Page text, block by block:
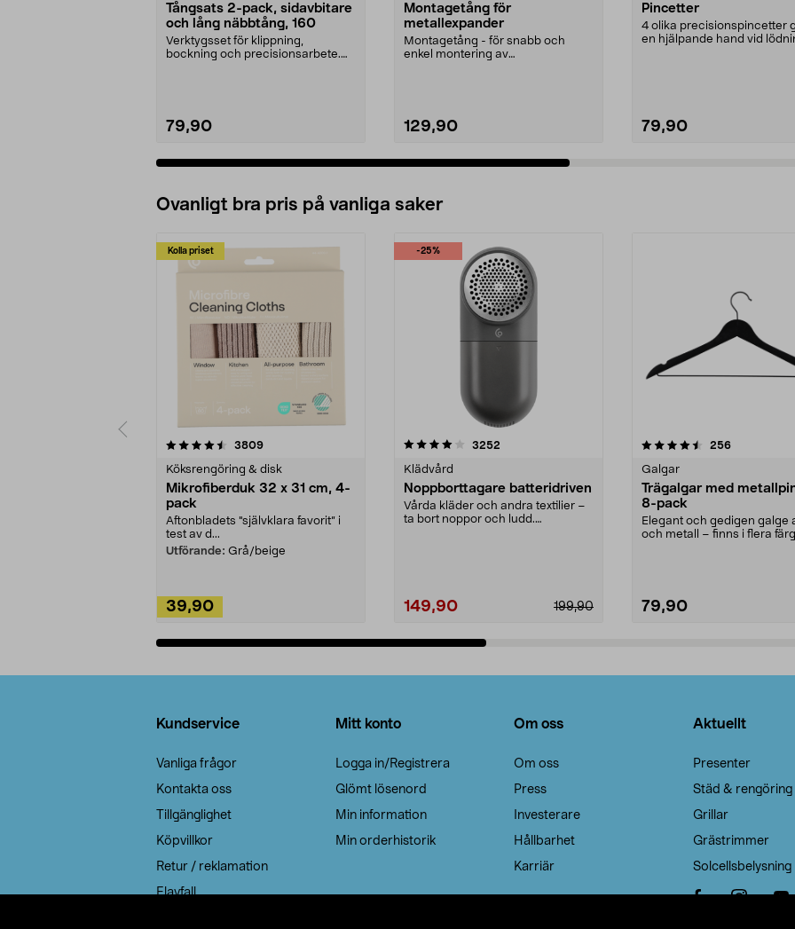
Tångsats 2-pack, sidavbitare
och lång näbbtång, 160
Verktygsset för klippning,
bockning och precisionsarbete.
79,90
Montagetång för
metallexpander
Montagetång - för snabb och
enkel montering av
129,90
Pincetter
4 olika precisionspincetter
en hjälpande hand vid
79,90
Ovanligt bra pris på vanliga saker
Kolla priset
3809recensioner
Köksrengöring & disk
Mikrofiberduk 32 x 31 cm, 4-
pack
Aftonbladets "självklara favorit” i
test av d...
Utförande: Grå/beige
39,90
-25%
4.0av 5 stjärnor 3252
Klädvård
Noppborttagare batteridriven
Vårda kläder och andra textilier –
ta bort noppor och ludd.
199,90
149,90
4.5av 5 stjärnor 256recensioner
Galgar
Trägalgar med
8-pack
Elegant och gedigen galge
och metall – finns i flera
79,90
4.0av 5 stjärnor
Kundservice
Vanliga frågor
Kontakta oss
Tillgänglighet
Köpvillkor
Retur / reklamation
Elavfall
Mitt konto
Logga in/Registrera
Glömt lösenord
Min information
Min orderhistorik
Om oss
Om oss
Press
Investerare
Hållbarhet
Karriär
Aktuellt
Presenter
Städ & rengöring
Grillar
Grästrimmer
Solcellsbelysning